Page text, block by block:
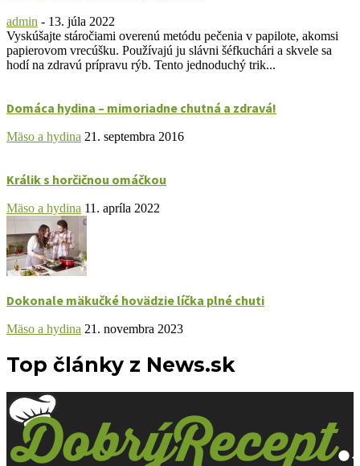
admin - 13. júla 2022
Vyskúšajte stáročiami overenú metódu pečenia v papilote, akomsi
papierovom vrecúšku. Používajú ju slávni šéfkuchári a skvele sa
hodí na zdravú prípravu rýb. Tento jednoduchý trik...
Domáca hydina – mimoriadne chutná a zdravá!
Mäso a hydina 21. septembra 2016
Králik s horčičnou omáčkou
Mäso a hydina 11. apríla 2022
Dokonale mäkučké hovädzie líčka plné chuti
Mäso a hydina 21. novembra 2023
Top články z News.sk